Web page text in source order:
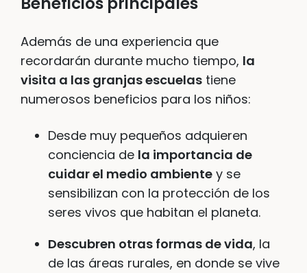
Además de una experiencia que
recordarán durante mucho tiempo, la
visita a las granjas escuelas tiene
numerosos beneficios para los niños:
Desde muy pequeños adquieren
conciencia de la importancia de
cuidar el medio ambiente y se
sensibilizan con la protección de los
seres vivos que habitan el planeta.
Descubren otras formas de vida, la
de las áreas rurales, en donde se vive